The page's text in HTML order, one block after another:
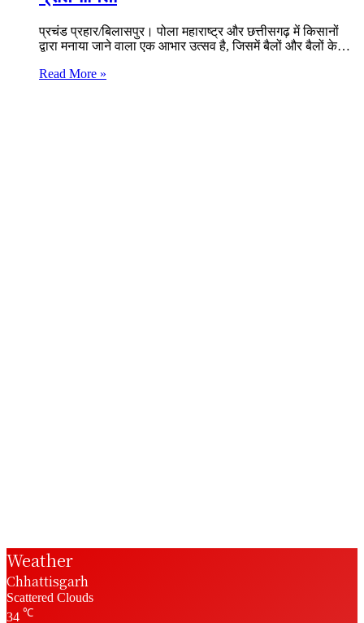
प्रचंड प्रहार/बिलासपुर। पोला महाराष्ट्र और छत्तीसगढ़ में किसानों
द्वारा मनाया जाने वाला एक आभार उत्सव है, जिसमें बैलों और बैलों के…
Read More »
Weather
Chhattisgarh
Scattered Clouds
34 ℃